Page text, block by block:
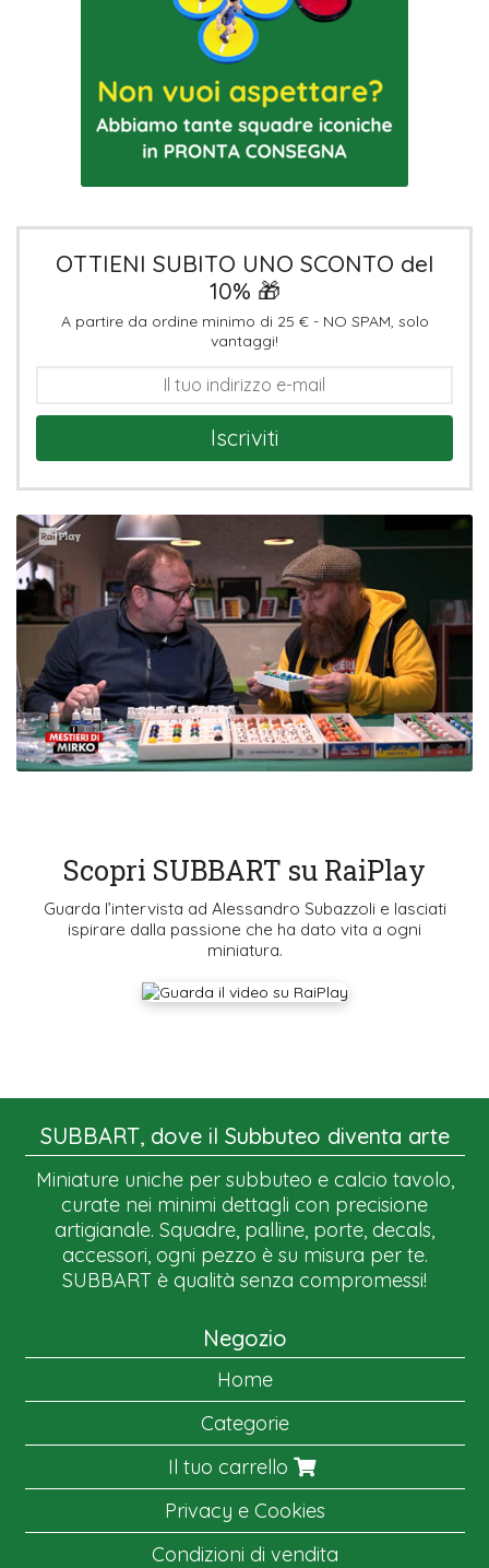
OTTIENI SUBITO UNO SCONTO del
10% 🎁
A partire da ordine minimo di 25 € - NO SPAM, solo
vantaggi!
Iscriviti
Scopri SUBBART su RaiPlay
Guarda l’intervista ad Alessandro Subazzoli e lasciati
ispirare dalla passione che ha dato vita a ogni
miniatura.
SUBBART, dove il Subbuteo diventa arte
Miniature uniche per subbuteo e calcio tavolo,
curate nei minimi dettagli con precisione
artigianale. Squadre, palline, porte, decals,
accessori, ogni pezzo è su misura per te.
SUBBART è qualità senza compromessi!
Negozio
Home
Categorie
Il tuo carrello
Privacy e Cookies
Condizioni di vendita